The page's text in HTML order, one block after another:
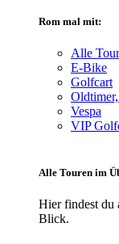
Rom mal mit:
Alle
E-Bike
Golfcart
Vespa
VIP
Alle Touren im
Hier findest du
Blick.